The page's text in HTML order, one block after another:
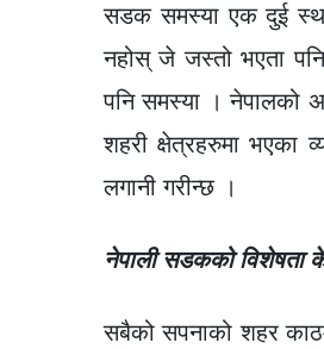
सडक समस्या एक दुई
नहोस् जे जस्तो भएता
पनि समस्या । नेपालको
शहरी क्षेत्रहरुमा
लगानी गरीन्छ ।
नेपाली सडकको विशेषता
सबैको सपनाको शहर